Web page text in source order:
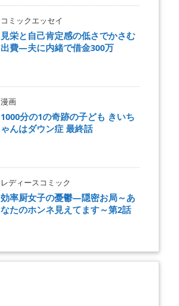
コミックエッセイ
見栄と自己肯定感の低さでかさむ
出費―夫に内緒で借金300万
漫画
1000分の1の奇跡の子ども きいち
ゃんはダウン症 最終話
レディースコミック
効率厨女子の憂鬱―隠密お局～あ
なたのホンネ見えてます～第2話